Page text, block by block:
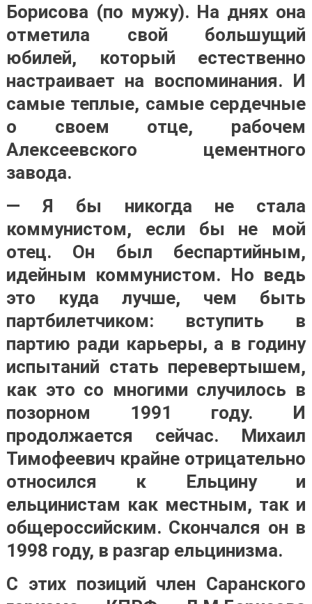
Борисова (по мужу). На днях она
отметила свой большущий
юбилей, который естественно
настраивает на воспоминания. И
самые теплые, самые сердечные
о своем отце, рабочем
Алексеевского цементного
завода.
— Я бы никогда не стала
коммунистом, если бы не мой
отец. Он был беспартийным,
идейным коммунистом. Но ведь
это куда лучше, чем быть
партбилетчиком: вступить в
партию ради карьеры, а в годину
испытаний стать перевертышем,
как это со многими случилось в
позорном 1991 году. И
продолжается сейчас. Михаил
Тимофеевич крайне отрицательно
относился к Ельцину и
ельцинистам как местным, так и
общероссийским. Скончался он в
1998 году, в разгар ельцинизма.
С этих позиций член Саранского